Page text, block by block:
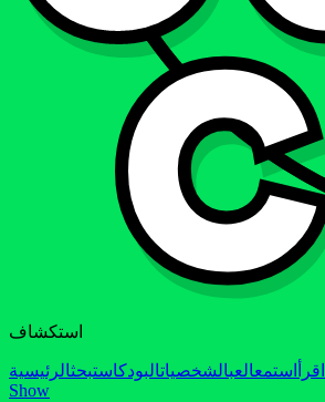
استكشاف
اقرأ استمعالعبالشخصياتالبودكاستبحثالرئيسية
Show